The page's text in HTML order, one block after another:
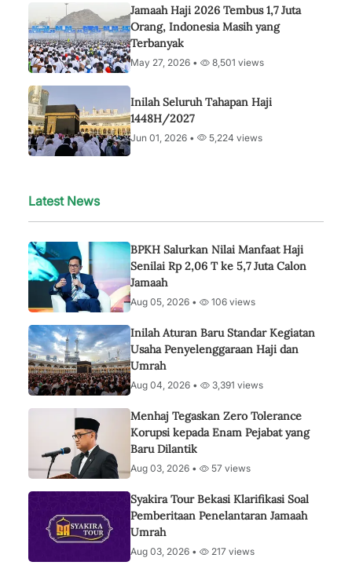
Jamaah Haji 2026 Tembus 1,7 Juta
Orang, Indonesia Masih yang
Terbanyak
May 27, 2026 • 8,501 views
Inilah Seluruh Tahapan Haji
1448H/2027
Jun 01, 2026 • 5,224 views
Latest News
BPKH Salurkan Nilai Manfaat Haji
Senilai Rp 2,06 T ke 5,7 Juta Calon
Jamaah
Aug 05, 2026 • 106 views
Inilah Aturan Baru Standar Kegiatan
Usaha Penyelenggaraan Haji dan
Umrah
Aug 04, 2026 • 3,391 views
Menhaj Tegaskan Zero Tolerance
Korupsi kepada Enam Pejabat yang
Baru Dilantik
Aug 03, 2026 • 57 views
Syakira Tour Bekasi Klarifikasi Soal
Pemberitaan Penelantaran Jamaah
Umrah
Aug 03, 2026 • 217 views